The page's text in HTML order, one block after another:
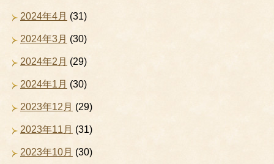
2024年4月 (31)
2024年3月 (30)
2024年2月 (29)
2024年1月 (30)
2023年12月 (29)
2023年11月 (31)
2023年10月 (30)